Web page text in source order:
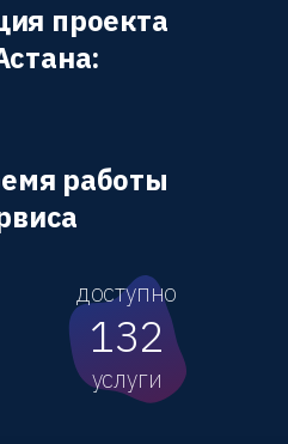
проекта
работы
доступно
132
услуги